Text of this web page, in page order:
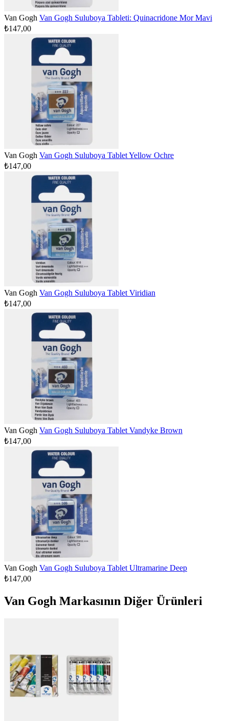
Van Gogh Van Gogh Suluboya Tableti: Quinacridone Mor Mavi
₺147,00
Van Gogh Van Gogh Suluboya Tablet Yellow Ochre
₺147,00
Van Gogh Van Gogh Suluboya Tablet Viridian
₺147,00
Van Gogh Van Gogh Suluboya Tablet Vandyke Brown
₺147,00
Van Gogh Van Gogh Suluboya Tablet Ultramarine Deep
₺147,00
Van Gogh Markasının Diğer Ürünleri